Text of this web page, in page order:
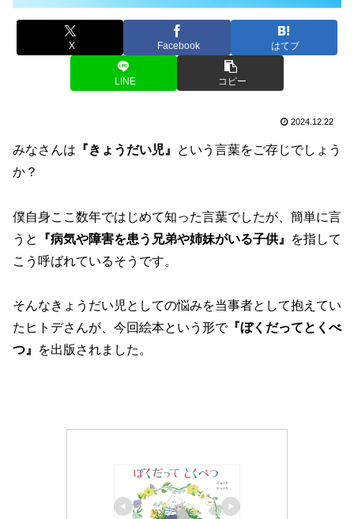
X Facebook はてブ
LINE コピー
2024.12.22
みなさんは 『きょうだい児』
という言葉をご存じでしょう
か？
僕自身ここ数年ではじめて知った言葉でしたが、簡単に言
うと
『病気や障害を患う兄弟や姉妹がいる子供』
を指して
こう呼ばれているそうです。
そんなきょうだい児としての悩みを当事者として抱えてい
たヒトデさんが、今回絵本という形で『ぼくだってとくべ
つ』
を出版されました。